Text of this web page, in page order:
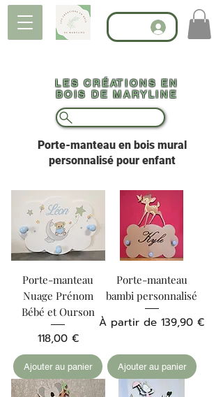
LES CRÉATIONS EN
BOIS DE MARYLINE
Porte-manteau en bois mural
personnalisé pour enfant
Porte-manteau
Nuage Prénom
Bébé et Ourson
Prix
118,00 €
Ajouter au panier
Porte-manteau
bambi personnalisé
À partir de139,90 €
Prix promotionnel
Ajouter au panier